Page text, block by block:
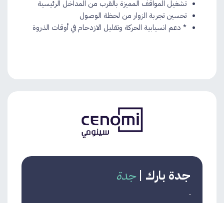
تشغيل المواقف المميزة بالقرب من المداخل الرئيسية
تحسين تجربة الزوار من لحظة الوصول
* دعم انسيابية الحركة وتقليل الازدحام في أوقات الذروة
جدة بارك | جدة